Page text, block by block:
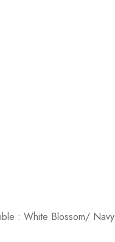
: White Blossom/ Navy